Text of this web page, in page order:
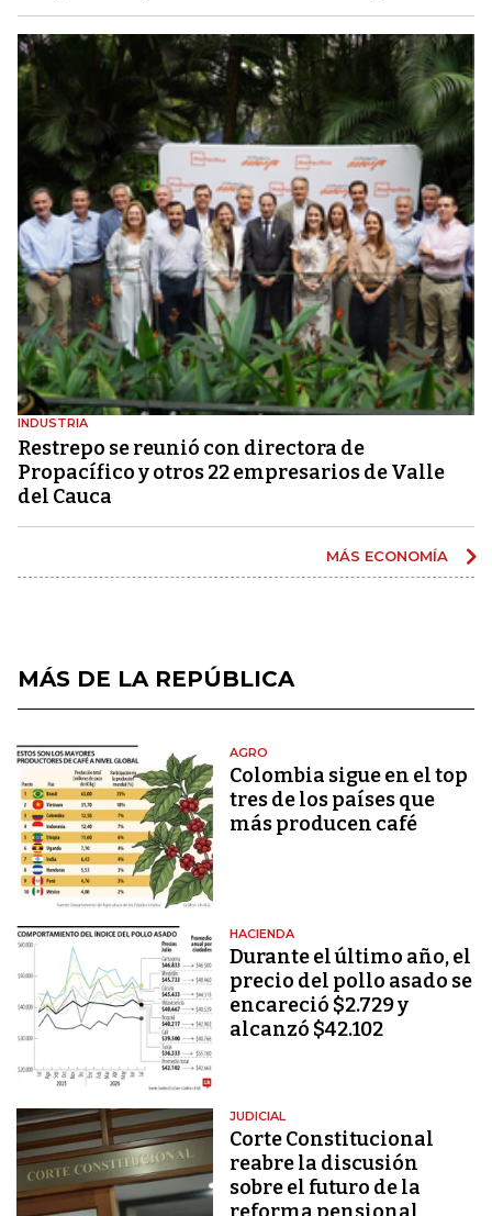
INDUSTRIA
Restrepo se reunió con directora de
Propacífico y otros 22 empresarios de Valle
del Cauca
MÁS ECONOMÍA
MÁS DE LA REPÚBLICA
AGRO
Colombia sigue en el top
tres de los países que
más producen café
HACIENDA
Durante el último año, el
precio del pollo asado se
encareció $2.729 y
alcanzó $42.102
JUDICIAL
Corte Constitucional
reabre la discusión
sobre el futuro de la
reforma pensional